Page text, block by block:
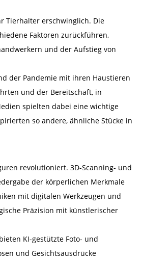
Tierhalter erschwinglich. Die
Faktoren zurückführen,
und der Aufstieg von
der Pandemie mit ihren Haustieren
und der Bereitschaft, in
spielten dabei eine wichtige
so andere, ähnliche Stücke in
revolutioniert. 3D-Scanning- und
der körperlichen Merkmale
mit digitalen Werkzeugen und
Präzision mit künstlerischer
KI-gestützte Foto- und
und Gesichtsausdrücke